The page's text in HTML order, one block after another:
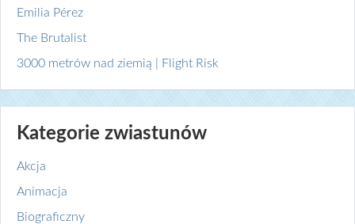
Emilia Pérez
The Brutalist
3000 metrów nad ziemią | Flight Risk
Kategorie zwiastunów
Akcja
Animacja
Biograficzny